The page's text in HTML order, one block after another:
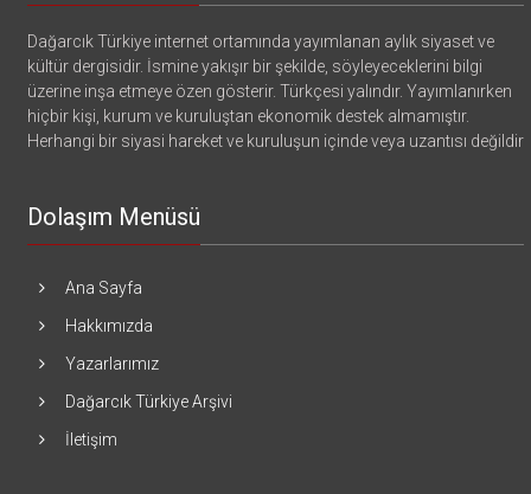
Dağarcık Türkiye internet ortamında yayımlanan aylık siyaset ve
kültür dergisidir. İsmine yakışır bir şekilde, söyleyeceklerini bilgi
üzerine inşa etmeye özen gösterir. Türkçesi yalındır. Yayımlanırken
hiçbir kişi, kurum ve kuruluştan ekonomik destek almamıştır.
Herhangi bir siyasi hareket ve kuruluşun içinde veya uzantısı değildir
Dolaşım Menüsü
Ana Sayfa
Hakkımızda
Yazarlarımız
Dağarcık Türkiye Arşivi
İletişim